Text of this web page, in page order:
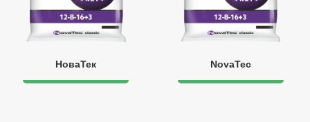
НоваТек NovaTec